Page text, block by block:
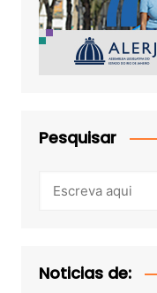
Pesquisar
Noticias de: